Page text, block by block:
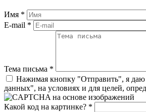
Имя *
E-mail *
Тема письма *
Нажимая кнопку "Отправить", я даю
данных", на условиях и для целей,
Какой код на картинке? *